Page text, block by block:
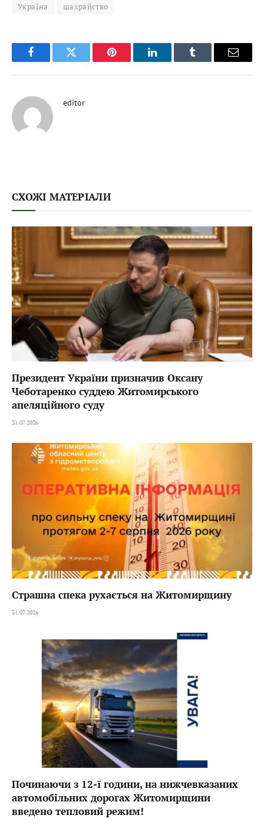
Україна
шахрайство
FacebookTwitter Pinterest LinkedInTumblr Email
editor
СХОЖІ МАТЕРІАЛИ
Президент України призначив Оксану
Чеботаренко суддею Житомирського
апеляційного суду
31.07.2026
Страшна спека рухається на Житомирщину
31.07.2026
Починаючи з 12-ї години, на нижчевказаних
автомобільних дорогах Житомирщини
введено тепловий режим!